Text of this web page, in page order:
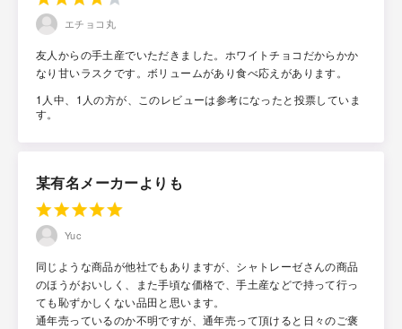
エチョコ丸
友人からの手土産でいただきました。ホワイトチョコだからかか
なり甘いラスクです。ボリュームがあり食べ応えがあります。
1人中、1人の方が、このレビューは参考になったと投票していま
す。
某有名メーカーよりも
Yuc
同じような商品が他社でもありますが、シャトレーゼさんの商品
のほうがおいしく、また手頃な価格で、手土産などで持って行っ
ても恥ずかしくない品田と思います。
通年売っているのか不明ですが、通年売って頂けると日々のご褒